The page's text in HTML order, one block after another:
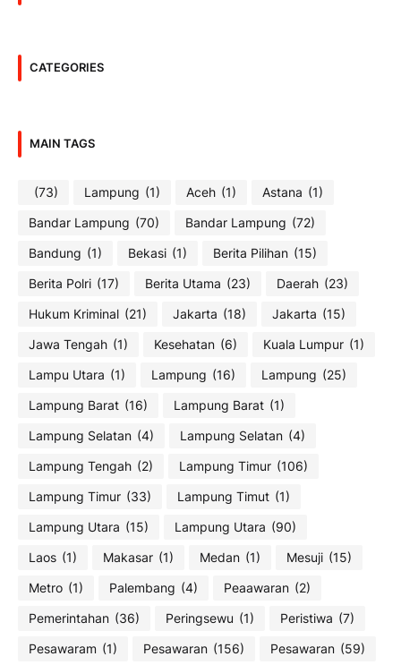
CATEGORIES
MAIN TAGS
(73) Lampung (1) Aceh (1) Astana (1)
Bandar Lampung (70) Bandar Lampung (72)
Bandung (1) Bekasi (1) Berita Pilihan (15)
Berita Polri (17) Berita Utama (23) Daerah (23)
Hukum Kriminal (21) Jakarta (18) Jakarta (15)
Jawa Tengah (1) Kesehatan (6) Kuala Lumpur (1)
Lampu Utara (1) Lampung (16) Lampung (25)
Lampung Barat (16) Lampung Barat (1)
Lampung Selatan (4) Lampung Selatan (4)
Lampung Tengah (2) Lampung Timur (106)
Lampung Timur (33) Lampung Timut (1)
Lampung Utara (15) Lampung Utara (90)
Laos (1) Makasar (1) Medan (1) Mesuji (15)
Metro (1) Palembang (4) Peaawaran (2)
Pemerintahan (36) Peringsewu (1) Peristiwa (7)
Pesawaram (1) Pesawaran (156) Pesawaran (59)